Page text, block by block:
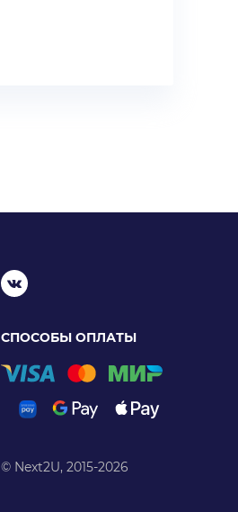
СПОСОБЫ ОПЛАТЫ
© Next2U, 2015-2026